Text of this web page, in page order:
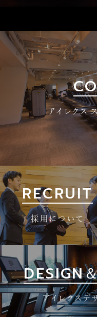
アイレクス
RECRUIT
採用について
DESIGN
アイレクスデ